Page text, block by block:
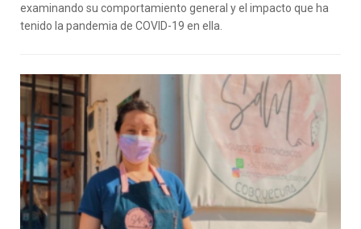
examinando su comportamiento general y el impacto que ha
tenido la pandemia de COVID-19 en ella.